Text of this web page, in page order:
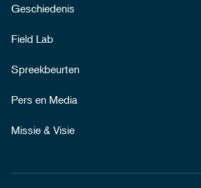
Geschiedenis
Field Lab
Spreekbeurten
Pers en Media
Missie & Visie